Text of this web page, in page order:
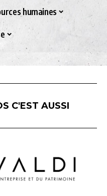
humaines
C'EST AUSSI